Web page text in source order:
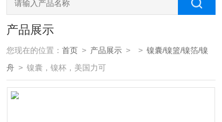
产品展示
您现在的位置：首页 > 产品展示 > >镍囊/镍篮/镍箔/镍
舟 > 镍囊，镍杯，美国力可